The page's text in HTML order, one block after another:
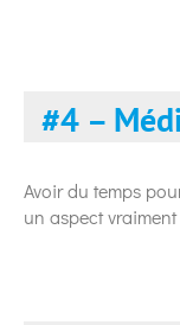
#4 –
Avoir du temps
un aspect